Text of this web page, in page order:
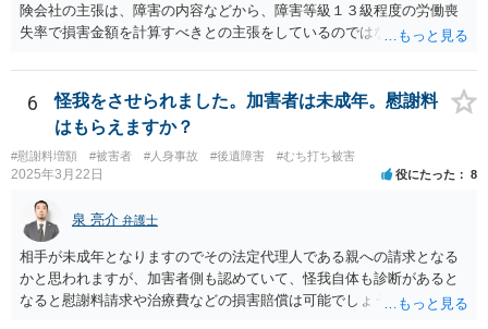
険会社の主張は、障害の内容などから、障害等級１３級程度の労働喪
失率で損害金額を計算すべきとの主張をしているのではないでしょう
ので、弁護士を交代しても状況は変わらないでしょう。今の弁護士と
十分に打ち合わせをすることが重要だと思います。
6
怪我をさせられました。加害者は未成年。慰謝料
はもらえますか？
#慰謝料増額 #被害者 #人身事故 #後遺障害 #むち打ち被害
2025年3月22日 役にたった 8
泉 亮介 弁護士
相手が未成年となりますのでその法定代理人である親への請求となる
かと思われますが、加害者側も認めていて、怪我自体も診断があると
なると慰謝料請求や治療費などの損害賠償は可能でしょう。 整骨院へ